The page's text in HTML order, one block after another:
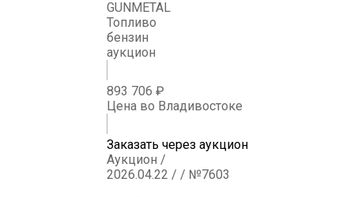
GUNMETAL
Топливо
бензин
аукцион
893 706 ₽
Цена во Владивостоке
Заказать через аукцион
Аукцион /
2026.04.22 / / №7603